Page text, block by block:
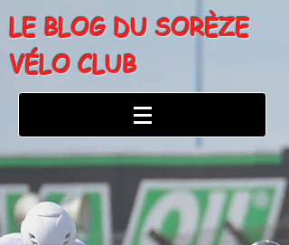
LE BLOG DU SORÈZE
VÉLO CLUB